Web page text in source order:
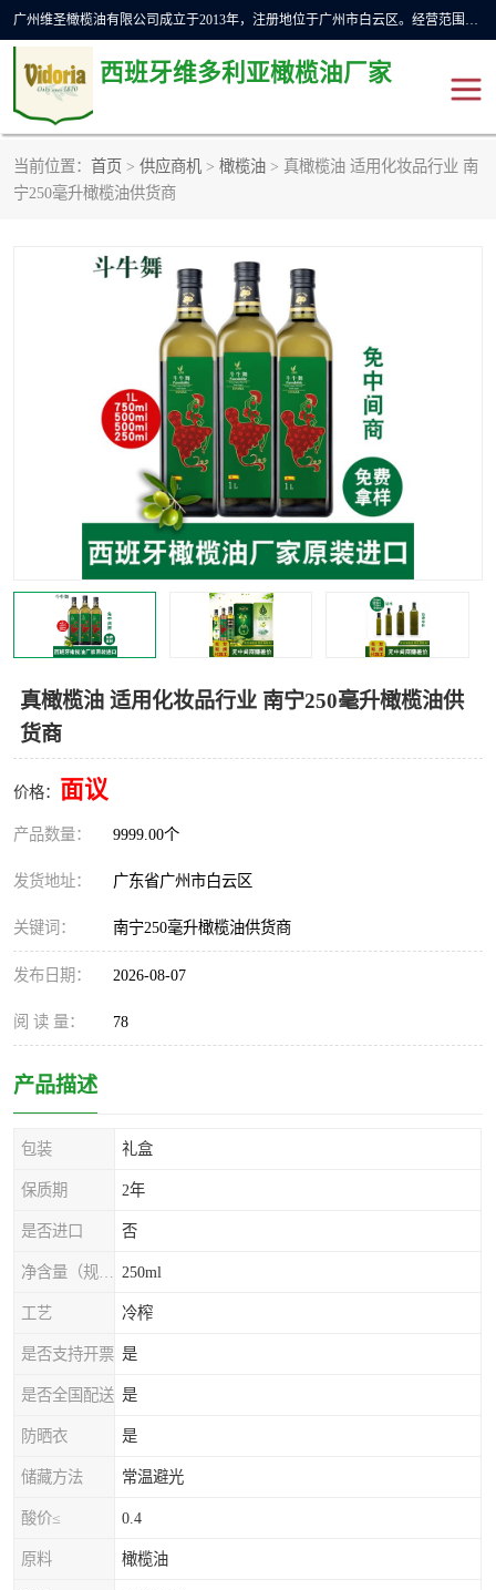
广州维圣橄榄油有限公司成立于2013年，注册地位于广州市白云区。经营范围包括饲料原料销售;畜牧渔业饲料销售;化妆品批发;贸易经纪;食品进出口等，主要产品有：橄榄果渣油，橄榄油，纯橄榄油等。
西班牙维多利亚橄榄油厂家
当前位置： 首页 > 供应商机 > 橄榄油 > 真橄榄油 适用化妆品行业 南
宁250毫升橄榄油供货商
真橄榄油 适用化妆品行业 南宁250毫升橄榄油供
货商
价格： 面议
产品数量： 9999.00个
发货地址： 广东省广州市白云区
关键词： 南宁250毫升橄榄油供货商
发布日期： 2026-08-07
阅 读 量： 78
产品描述
包装 礼盒
保质期 2年
是否进口 否
250ml
工艺 冷榨
是否支持开票 是
是否全国配送 是
防晒衣 是
储藏方法 常温避光
酸价≤ 0.4
原料 橄榄油
橄榄油
精炼橄榄油